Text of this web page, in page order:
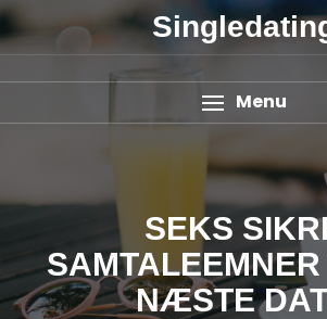
Menu
SEKS
SAMTALEEMNER
NÆSTE